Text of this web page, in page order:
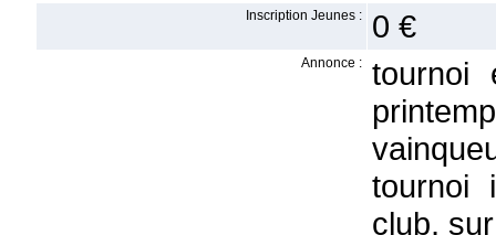
Inscription Jeunes : 0 €
Annonce :
tournoi
tournoi
club,